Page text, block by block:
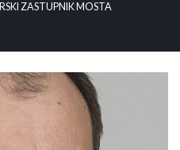
ZASTUPNIK MOSTA